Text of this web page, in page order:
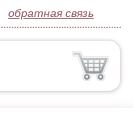
обратная связь